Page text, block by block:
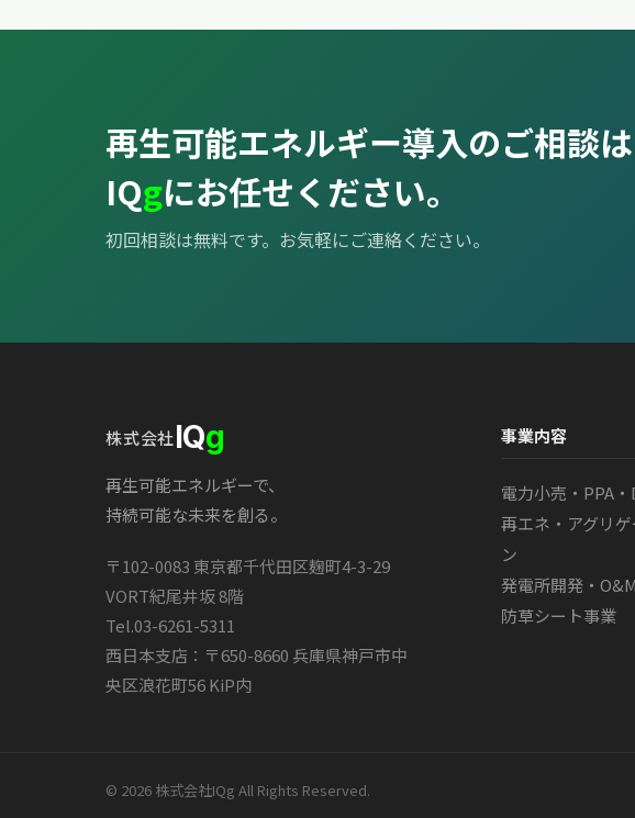
再生可能エネルギー導入のご相談は
IQgにお任せください。
初回相談は無料です。お気軽にご連絡ください。
株式会社IQg
再生可能エネルギーで、
持続可能な未来を創る。
〒102-0083 東京都千代田区麹町4-3-29
VORT紀尾井坂 8階
Tel.03-6261-5311
西日本支店：〒650-8660 兵庫県神戸市中
央区浪花町56 KiP内
事業内容
電力小売・PPA
再エネ・アグリゲ
ン
発電所開発・O&M
防草シート事業
© 2026 株式会社IQg All Rights Reserved.